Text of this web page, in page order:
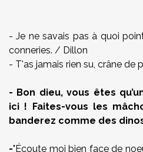
- Je ne savais pas à quoi
conneries. / Dillon
- T'as jamais rien su, crâne de
- Bon dieu, vous êtes
ici ! Faites-vous les
banderez comme des
-"Écoute moi bien face de